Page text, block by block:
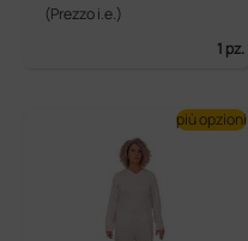
(Prezzo i.e.)
1 pz.
più opzioni